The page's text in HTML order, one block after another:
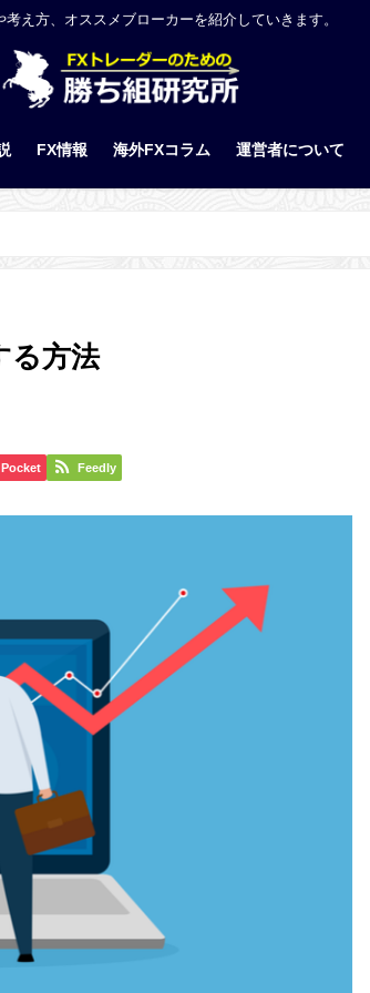
考え方、オススメブローカーを紹介していきます。
FX情報 海外FXコラム 運営者について
る方法
Pocket Feedly